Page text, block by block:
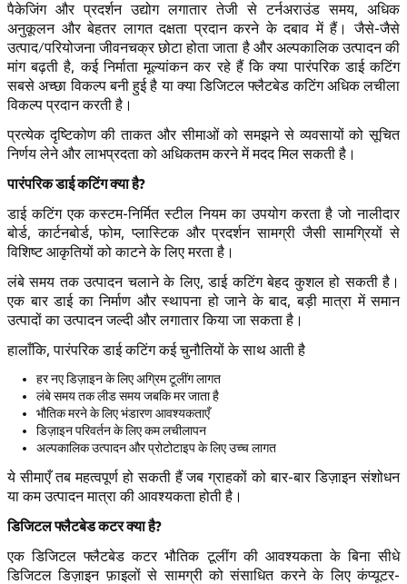
पैकेजिंग और प्रदर्शन उद्योग लगातार तेजी से टर्नअराउंड समय, अधिक
अनुकूलन और बेहतर लागत दक्षता प्रदान करने के दबाव में हैं। जैसे-जैसे
उत्पाद/परियोजना जीवनचक्र छोटा होता जाता है और अल्पकालिक उत्पादन की
मांग बढ़ती है, कई निर्माता मूल्यांकन कर रहे हैं कि क्या पारंपरिक डाई कटिंग
सबसे अच्छा विकल्प बनी हुई है या क्या डिजिटल फ्लैटबेड कटिंग अधिक लचीला
विकल्प प्रदान करती है।
प्रत्येक दृष्टिकोण की ताकत और सीमाओं को समझने से व्यवसायों को सूचित
निर्णय लेने और लाभप्रदता को अधिकतम करने में मदद मिल सकती है।
पारंपरिक डाई कटिंग क्या है?
डाई कटिंग एक कस्टम-निर्मित स्टील नियम का उपयोग करता है जो नालीदार
बोर्ड, कार्टनबोर्ड, फोम, प्लास्टिक और प्रदर्शन सामग्री जैसी सामग्रियों से
विशिष्ट आकृतियों को काटने के लिए मरता है।
लंबे समय तक उत्पादन चलाने के लिए, डाई कटिंग बेहद कुशल हो सकती है।
एक बार डाई का निर्माण और स्थापना हो जाने के बाद, बड़ी मात्रा में समान
उत्पादों का उत्पादन जल्दी और लगातार किया जा सकता है।
हालाँकि, पारंपरिक डाई कटिंग कई चुनौतियों के साथ आती है
हर नए डिज़ाइन के लिए अग्रिम टूलींग लागत
लंबे समय तक लीड समय जबकि मर जाता है
भौतिक मरने के लिए भंडारण आवश्यकताएँ
डिज़ाइन परिवर्तन के लिए कम लचीलापन
अल्पकालिक उत्पादन और प्रोटोटाइप के लिए उच्च लागत
ये सीमाएँ तब महत्वपूर्ण हो सकती हैं जब ग्राहकों को बार-बार डिज़ाइन संशोधन
या कम उत्पादन मात्रा की आवश्यकता होती है।
डिजिटल फ्लैटबेड कटर क्या है?
एक डिजिटल फ्लैटबेड कटर भौतिक टूलींग की आवश्यकता के बिना सीधे
डिजिटल डिज़ाइन फ़ाइलों से सामग्री को संसाधित करने के लिए कंप्यूटर-